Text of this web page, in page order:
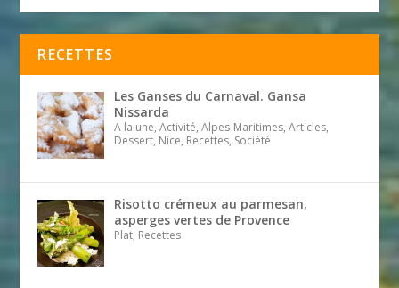
RECETTES
Les Ganses du Carnaval. Gansa
Nissarda
A la une, Activité, Alpes-Maritimes, Articles,
Dessert, Nice, Recettes, Société
Risotto crémeux au parmesan,
asperges vertes de Provence
Plat, Recettes